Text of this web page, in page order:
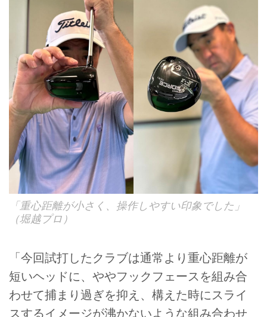
「重心距離が小さく、操作しやすい印象でした」
（堀越プロ）
「今回試打したクラブは通常より重心距離が
短いヘッドに、ややフックフェースを組み合
わせて捕まり過ぎを抑え、構えた時にスライ
スするイメージが沸かないような組み合わせ